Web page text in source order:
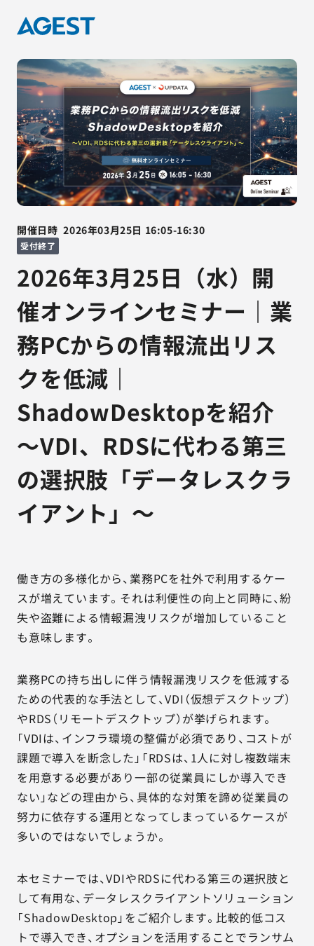
開催日時 2026年03月25日 16:05-16:30
受付終了
2026年3月25日（水）開
催オンラインセミナー｜業
務PCからの情報流出リス
クを低減｜
ShadowDesktopを紹介
～VDI、RDSに代わる第三
の選択肢「データレスクラ
イアント」～
働き方の多様化から、業務PCを社外で利用するケー
スが増えています。それは利便性の向上と同時に、紛
失や盗難による情報漏洩リスクが増加していること
も意味します。
業務PCの持ち出しに伴う情報漏洩リスクを低減する
ための代表的な手法として、VDI（仮想デスクトップ）
やRDS（リモートデスクトップ）が挙げられます。
「VDIは、インフラ環境の整備が必須であり、コストが
課題で導入を断念した」「RDSは、1人に対し複数端末
を用意する必要があり一部の従業員にしか導入でき
ない」などの理由から、具体的な対策を諦め従業員の
努力に依存する運用となってしまっているケースが
多いのではないでしょうか。
本セミナーでは、VDIやRDSに代わる第三の選択肢と
して有用な、データレスクライアントソリューション
「ShadowDesktop」をご紹介します。比較的低コス
トで導入でき、オプションを活用することでランサム